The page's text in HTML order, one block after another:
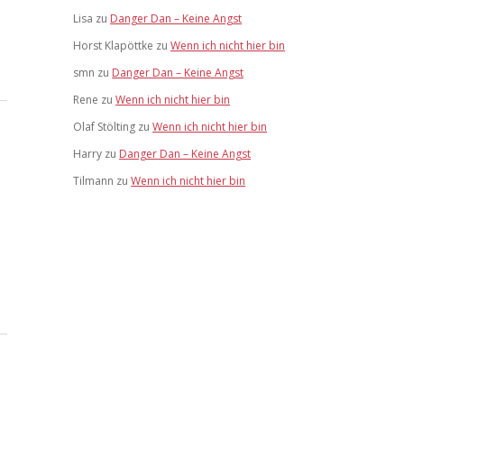
Lisa zu Danger Dan – Keine Angst
Horst Klapöttke zuWenn ich nicht hier bin
smn zu Danger Dan – Keine Angst
Rene zuWenn ich nicht hier bin
Olaf Stölting zuWenn ich nicht hier bin
Harry zu Danger Dan – Keine Angst
Tilmann zuWenn ich nicht hier bin